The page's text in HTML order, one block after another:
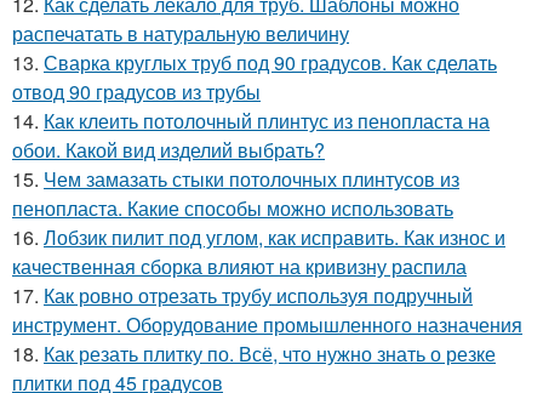
распечатать в натуральную величину
13. Сварка круглых труб под 90 градусов. Как сделать
отвод 90 градусов из трубы
14. Как клеить потолочный плинтус из пенопласта на
обои. Какой вид изделий выбрать?
15. Чем замазать стыки потолочных плинтусов из
пенопласта. Какие способы можно использовать
16. Лобзик пилит под углом, как исправить. Как износ и
качественная сборка влияют на кривизну распила
17. Как ровно отрезать трубу используя подручный
инструмент. Оборудование промышленного назначения
18. Как резать плитку по. Всё, что нужно знать о резке
плитки под 45 градусов